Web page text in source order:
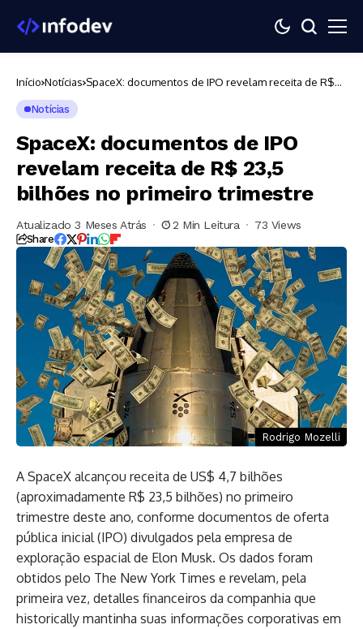
Início Notícias SpaceX: documentos de IPO revelam receita de R$
Notícias
SpaceX: documentos de IPO
revelam receita de R$ 23,5
bilhões no primeiro trimestre
Atualizado 3 Meses Atrás 2 Min Leitura 73 Views
Share
Rodrigo Mozelli
A SpaceX alcançou receita de US$ 4,7 bilhões
(aproximadamente R$ 23,5 bilhões) no primeiro
trimestre deste ano, conforme documentos de oferta
pública inicial (IPO) divulgados pela empresa de
exploração espacial de Elon Musk. Os dados foram
obtidos pelo The New York Times e revelam, pela
primeira vez, detalles financeiros da companhia que
historically mantinha suas informações corporativas em